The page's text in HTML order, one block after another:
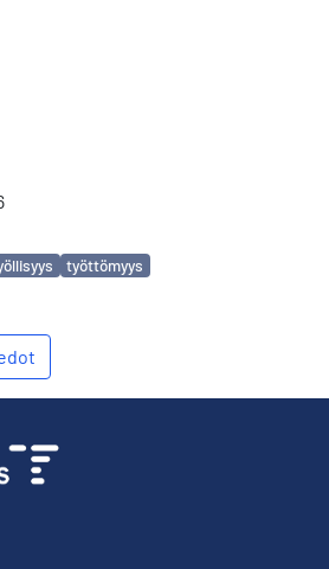
työttömyys